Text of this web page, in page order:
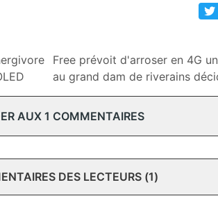
Free prévoit d'arroser en 4G
au grand dam de riverains
AUX 1 COMMENTAIRES
DES LECTEURS (1)